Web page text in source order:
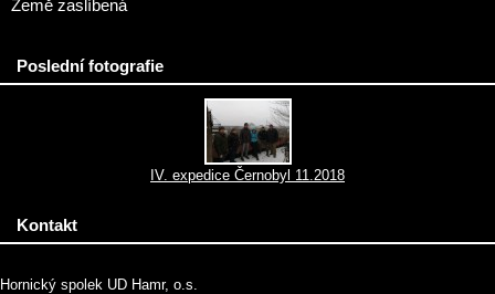
Země zaslíbená
Poslední fotografie
IV. expedice Černobyl 11.2018
Kontakt
Hornický spolek UD Hamr, o.s.